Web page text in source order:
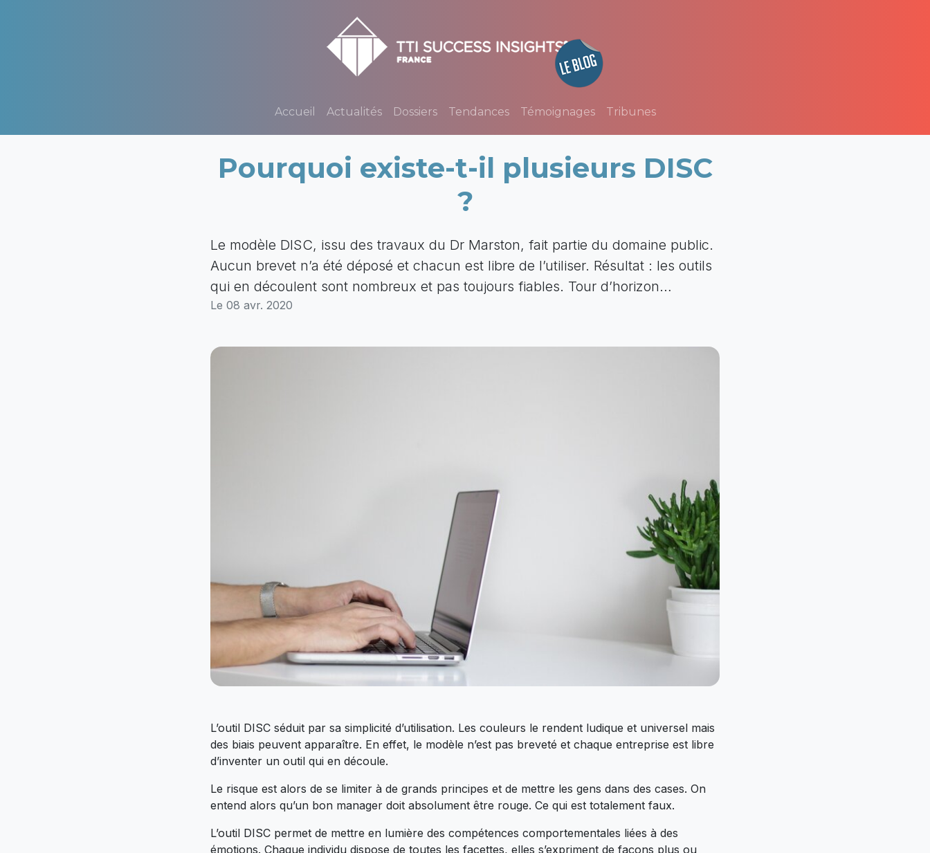
Accueil Actualités Dossiers Tendances Témoignages Tribunes
Pourquoi existe-t-il plusieurs DISC
?
Le modèle DISC, issu des travaux du Dr Marston, fait partie du domaine public.
Aucun brevet n’a été déposé et chacun est libre de l’utiliser. Résultat : les outils
qui en découlent sont nombreux et pas toujours fiables. Tour d’horizon…
Le 08 avr. 2020
L’outil DISC séduit par sa simplicité d’utilisation. Les couleurs le rendent ludique et universel mais
des biais peuvent apparaître. En effet, le modèle n’est pas breveté et chaque entreprise est libre
d’inventer un outil qui en découle.
Le risque est alors de se limiter à de grands principes et de mettre les gens dans des cases. On
entend alors qu’un bon manager doit absolument être rouge. Ce qui est totalement faux.
L’outil DISC permet de mettre en lumière des compétences comportementales liées à des
émotions. Chaque individu dispose de toutes les facettes, elles s’expriment de façons plus ou